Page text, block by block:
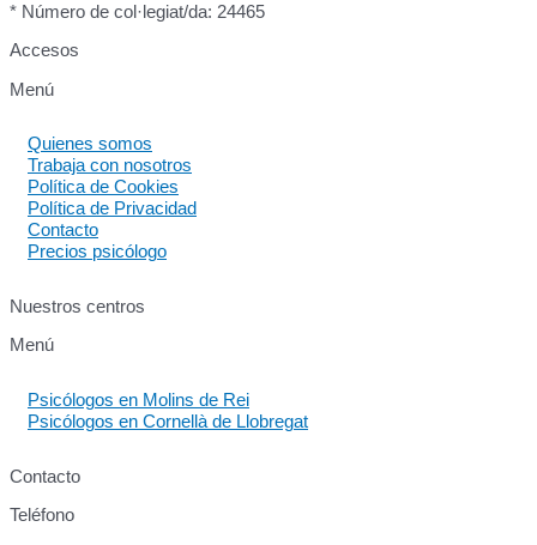
* Número de col·legiat/da: 24465
Accesos
Menú
Quienes somos
Trabaja con nosotros
Política de Cookies
Política de Privacidad
Contacto
Precios psicólogo
Nuestros centros
Menú
Psicólogos en Molins de Rei
Psicólogos en Cornellà de Llobregat
Contacto
Teléfono